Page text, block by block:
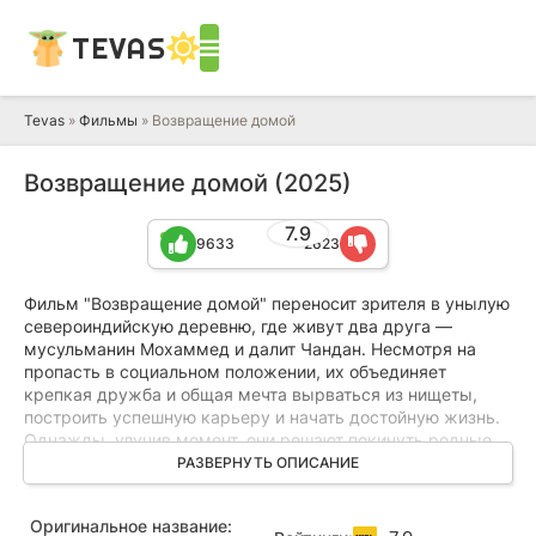
TEVAS
Tevas » Фильмы » Возвращение домой
Возвращение домой (2025)
7.9
9633 2623
Фильм "Возвращение домой" переносит зрителя в унылую
североиндийскую деревню, где живут два друга —
мусульманин Мохаммед и далит Чандан. Несмотря на
пропасть в социальном положении, их объединяет
крепкая дружба и общая мечта вырваться из нищеты,
построить успешную карьеру и начать достойную жизнь.
Однажды, улучив момент, они решают покинуть родные
края и отправляются в большой город, чтобы попытать
счастья и сдать экзамены в полицейскую академию.
Однако конкурс оказывается слишком высоким, и обоим
РАЗВЕРНУТЬ ОПИСАНИЕ
Оригинальное название: